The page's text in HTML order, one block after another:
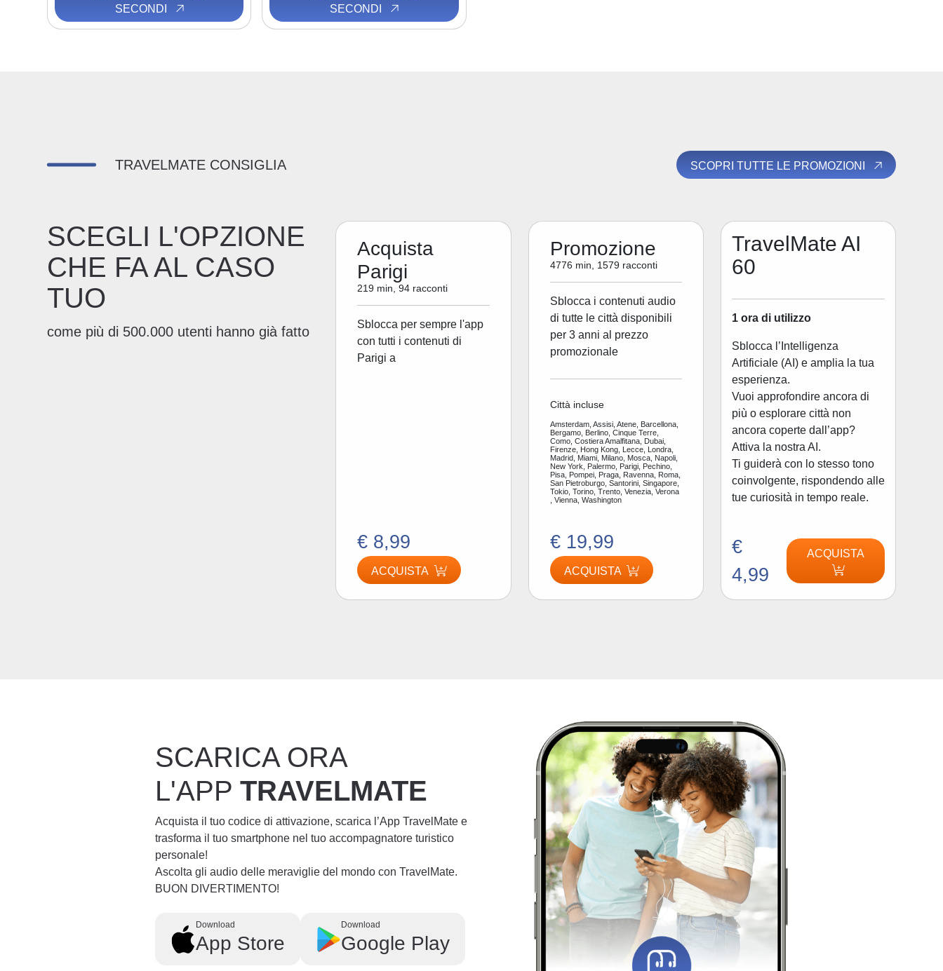
SECONDI
SECONDI
TRAVELMATE CONSIGLIA SCOPRI TUTTE LE PROMOZIONI
SCEGLI L'OPZIONE
CHE FA AL CASO
TUO
come più di 500.000 utenti hanno già fatto
Acquista
Parigi
219 min, 94 racconti
Sblocca per sempre l'app
con tutti i contenuti di
Parigi a
€ 8,99
ACQUISTA
Promozione
4776 min, 1579 racconti
Sblocca i contenuti audio
di tutte le città disponibili
per 3 anni al prezzo
promozionale
Città incluse
Amsterdam, Assisi, Atene, Barcellona,
Bergamo, Berlino, Cinque Terre,
Como, Costiera Amalfitana, Dubai,
Firenze, Hong Kong, Lecce, Londra,
Madrid, Miami, Milano, Mosca, Napoli,
New York, Palermo, Parigi, Pechino,
Pisa, Pompei, Praga, Ravenna, Roma,
San Pietroburgo, Santorini, Singapore,
Tokio, Torino, Trento, Venezia, Verona
, Vienna, Washington
€ 19,99
ACQUISTA
TravelMate AI
60
1 ora di utilizzo
Sblocca l’Intelligenza
Artificiale (AI) e amplia la tua
esperienza.
Vuoi approfondire ancora di
più o esplorare città non
ancora coperte dall’app?
Attiva la nostra AI.
Ti guiderà con lo stesso tono
coinvolgente, rispondendo alle
tue curiosità in tempo reale.
€
4,99
ACQUISTA
SCARICA ORA
L'APPTRAVELMATE
Acquista il tuo codice di attivazione, scarica l’App TravelMate e
trasforma il tuo smartphone nel tuo accompagnatore turistico
personale!
Ascolta gli audio delle meraviglie del mondo con TravelMate.
BUON DIVERTIMENTO!
Download
App Store
Download
Google Play